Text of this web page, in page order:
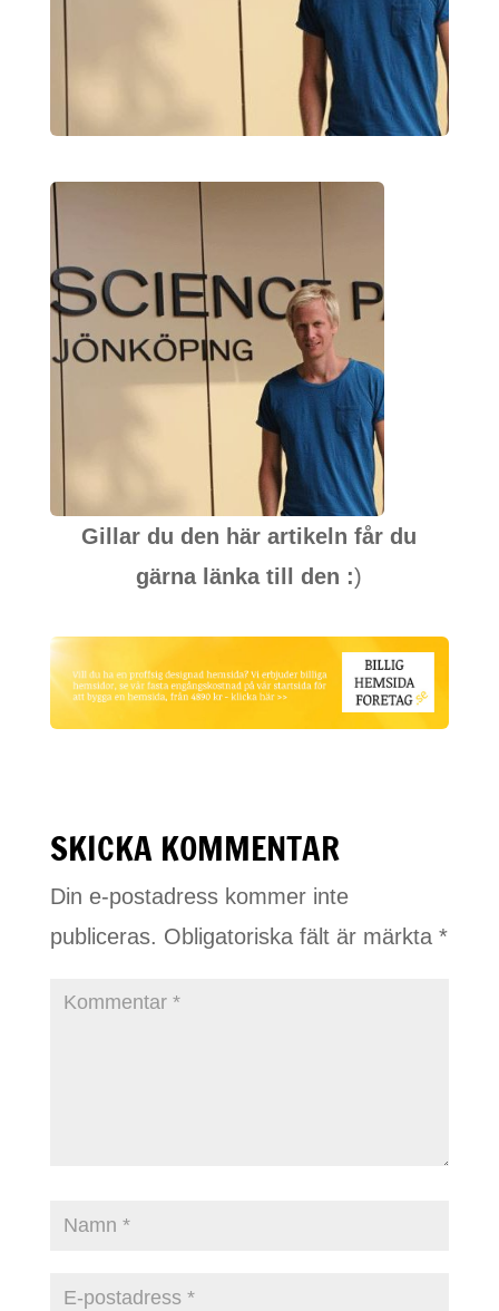
Gillar du den här artikeln får du
gärna länka till den :)
SKICKA KOMMENTAR
Din e-postadress kommer inte
publiceras. Obligatoriska fält är märkta *